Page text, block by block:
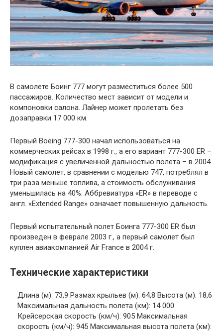
В самолете Боинг 777 могут разместиться более 500
пассажиров. Количество мест зависит от модели и
компоновки салона. Лайнер может пролетать без
дозаправки 17 000 км.
Первый Boeing 777-300 начал использоваться на
коммерческих рейсах в 1998 г., а его вариант 777-300 ER –
модификация с увеличенной дальностью полета – в 2004.
Новый самолет, в сравнении с моделью 747, потреблял в
три раза меньше топлива, а стоимость обслуживания
уменьшилась на 40%. Аббревиатура «ER» в переводе с
англ. «Extended Range» означает повышенную дальность.
Первый испытательный полет Боинга 777-300 ER был
произведен в феврале 2003 г., а первый самолет был
куплен авиакомпанией Air France в 2004 г.
Технические характеристики
Длина (м): 73,9 Размах крыльев (м): 64,8 Высота (м): 18,6
Максимальная дальность полета (км): 14 000
Крейсерская скорость (км/ч): 905 Максимальная
скорость (км/ч): 945 Максимальная высота полета (км):